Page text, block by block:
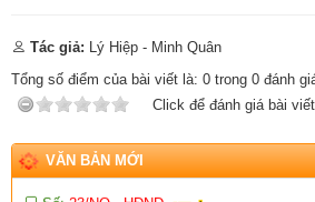
Tác giả: Lý Hiệp - Minh Quân
Tổng số điểm của bài viết là: 0 trong 0 đánh
Click để đánh giá bài viết
VĂN BẢN MỚI
Tên: (KẾ HOẠCH Thực hiện Tiểu dự án
đồng bào dân tộc thiểu số và miền núi
xã Dào San, tỉnh Lai Châu)
Số:23/NQ - HĐND